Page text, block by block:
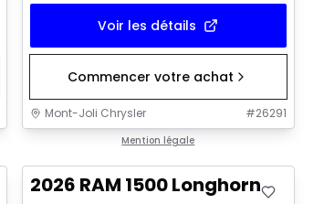
Voir les détails
Commencer votre achat
Mont-Joli Chrysler #26291
Mention légale
2026 RAM 1500 Longhorn